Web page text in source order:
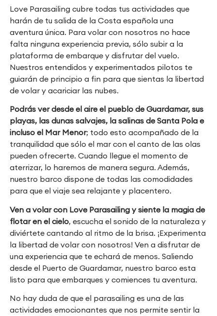
Love Parasailing cubre todas tus actividades que
harán de tu salida de la Costa española una
aventura única. Para volar con nosotros no hace
falta ninguna experiencia previa, sólo subir a la
plataforma de embarque y disfrutar del vuelo.
Nuestros entendidos y experimentados pilotos te
guiarán de principio a fin para que sientas la libertad
de volar y acariciar las nubes.
Podrás ver desde el aire el pueblo de Guardamar, sus
playas, las dunas salvajes, la salinas de Santa Pola e
incluso el Mar Menor; todo esto acompañado de la
tranquilidad que sólo el mar con el canto de las olas
pueden ofrecerte. Cuando llegue el momento de
aterrizar, lo haremos de manera segura. Además,
nuestro barco dispone de todas las comodidades
para que el viaje sea relajante y placentero.
Ven a volar con Love Parasailing y siente la magia de
flotar en el cielo, escucha el sonido de la naturaleza y
diviértete cantando al ritmo de la brisa. ¡Experimenta
la libertad de volar con nosotros! Ven a disfrutar de
una experiencia que te echará de menos. Saliendo
desde el Puerto de Guardamar, nuestro barco esta
listo para que embarques y comiences tu aventura.
No hay duda de que el parasailing es una de las
actividades emocionantes que nos permite sentir la